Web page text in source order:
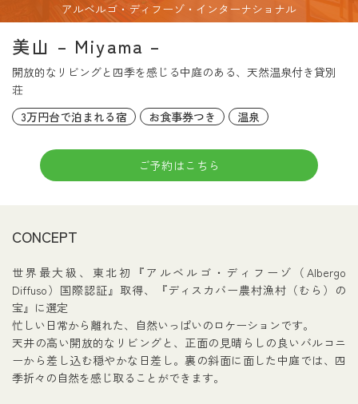
美山 – Miyama –
開放的なリビングと四季を感じる中庭のある、天然温泉付き貸別
荘
3万円台で泊まれる宿
お食事券つき 温泉
ご予約はこちら
アルベルゴ・ディフーゾ・インターナショナル
CONCEPT
世界最大級、東北初『アルベルゴ・ディフーゾ（Albergo
Diffuso）国際認証』取得、『ディスカバー農村漁村（むら）の
宝』に選定
忙しい日常から離れた、自然いっぱいのロケーションです。
天井の高い開放的なリビングと、正面の見晴らしの良いバルコニ
ーから差し込む穏やかな日差し。裏の斜面に面した中庭では、四
季折々の自然を感じ取ることができます。